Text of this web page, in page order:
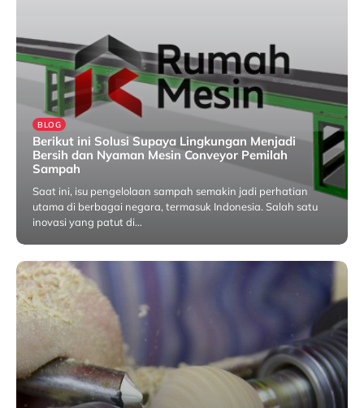
BLOG
Berikut ini Solusi Supaya Lingkungan Menjadi
Bersih dan Nyaman Mesin Conveyor Pemilah
Sampah
Saat ini, isu pengelolaan sampah semakin jadi perhatian
utama di berbagai negara, termasuk Indonesia. Salah satu
inovasi yang patut di…
November 7, 2024